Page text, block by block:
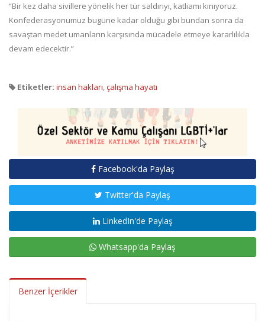
“Bir kez daha sivillere yönelik her tür saldırıyı, katliamı kınıyoruz.
Konfederasyonumuz bugüne kadar olduğu gibi bundan sonra da
savaştan medet umanların karşısında mücadele etmeye kararlılıkla
devam edecektir.”
Etiketler: insan hakları,çalışma hayatı
Facebook'da Paylaş
Twitter'da Paylaş
LinkedIn'de Paylaş
Whatsapp'da Paylaş
Benzer İçerikler